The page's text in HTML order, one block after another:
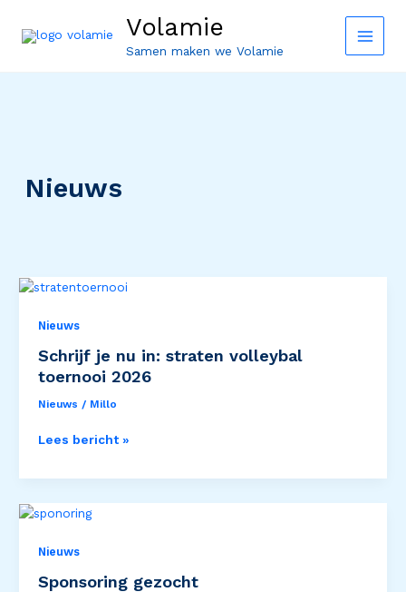
naar
Volamie
Samen maken we Volamie
Nieuws
Nieuws
Schrijf je nu in: straten volleybal
toernooi 2026
Nieuws / Millo
Schrijf
nu
straten
volleybal
toernooi
Lees bericht »
Nieuws
Sponsoring gezocht
Sponsoring